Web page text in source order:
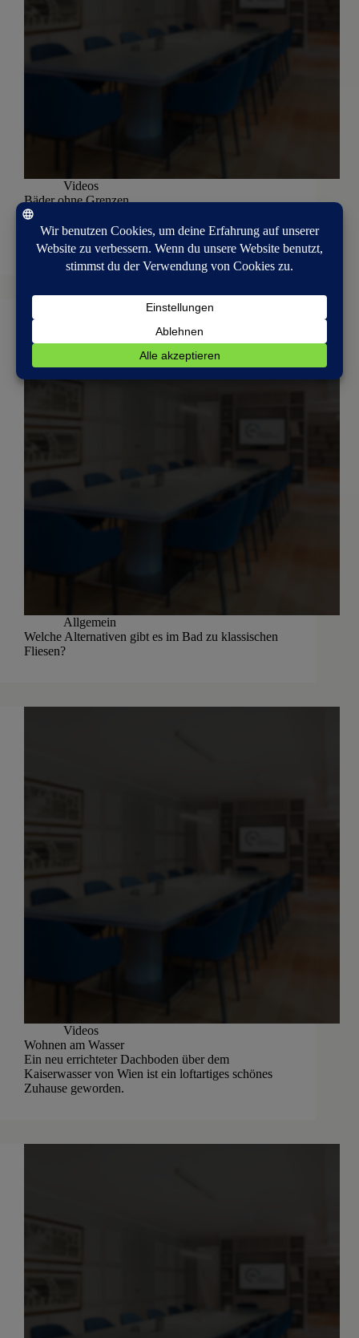
Videos
Bäder ohne Grenzen
Beim Umbau dieser Bäder in einem Wiener
Einfamilienhaus aus den 70er Jahren kommen
ungewöhliche Lösungen zum Vorschein.
Allgemein
Welche Alternativen gibt es im Bad zu klassischen
Fliesen?
Videos
Wohnen am Wasser
Ein neu errichteter Dachboden über dem
Kaiserwasser von Wien ist ein loftartiges schönes
Zuhause geworden.